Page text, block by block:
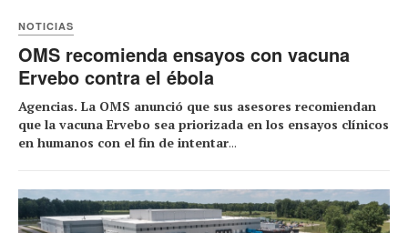
NOTICIAS
OMS recomienda ensayos con vacuna
Ervebo contra el ébola
Agencias. La OMS anunció que sus asesores recomiendan
que la vacuna Ervebo sea priorizada en los ensayos clínicos
en humanos con el fin de intentar...